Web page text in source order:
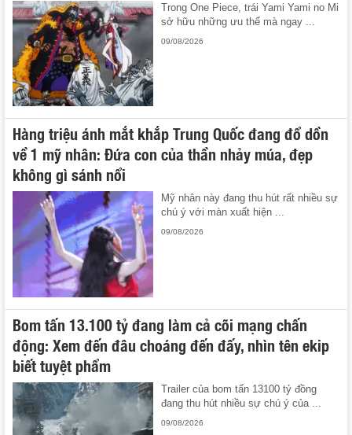
Trong One Piece, trái Yami Yami no Mi
sở hữu những ưu thế mà ngay ...
09/08/2026
Hàng triệu ánh mắt khắp Trung Quốc đang đổ dồn
về 1 mỹ nhân: Đứa con của thần nhảy múa, đẹp
không gì sánh nổi
Mỹ nhân này đang thu hút rất nhiều sự
chú ý với màn xuất hiện ...
09/08/2026
Bom tấn 13.100 tỷ đang làm cả cõi mạng chấn
động: Xem đến đâu choáng đến đấy, nhìn tên ekip
biết tuyệt phẩm
Trailer của bom tấn 13100 tỷ đồng
đang thu hút nhiều sự chú ý của ...
09/08/2026